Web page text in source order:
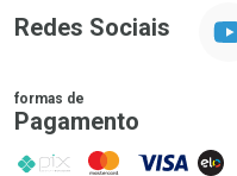
Redes Sociais
formas de
Pagamento
PIX MasterCard
VISA ELO